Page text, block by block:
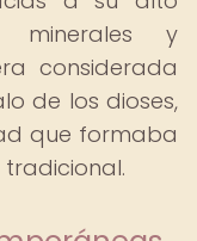
minerales y
considerada
de los dioses,
que formaba